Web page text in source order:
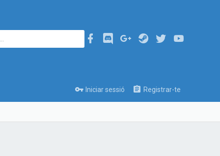
Iniciar sessió Registrar-te